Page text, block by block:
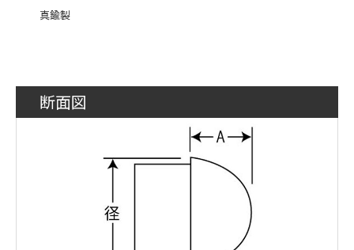
真鍮製
断面図